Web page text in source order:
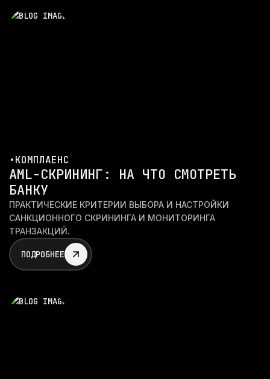
•КОМПЛАЕНС
AML-СКРИНИНГ: НА ЧТО СМОТРЕТЬ
БАНКУ
ПРАКТИЧЕСКИЕ КРИТЕРИИ ВЫБОРА И НАСТРОЙКИ
САНКЦИОННОГО СКРИНИНГА И МОНИТОРИНГА
ТРАНЗАКЦИЙ.
ПОДРОБНЕЕ